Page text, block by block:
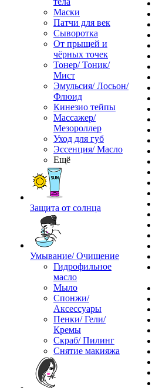
Маски
Патчи для век
Сыворотка
От прыщей и
чёрных точек
Тонер/ Тоник/
Мист
Эмульсия/ Лосьон/
Флюид
Кинезио тейпы
Массажер/
Мезороллер
Уход для губ
Эссенция/ Масло
Ещё
Защита от солнца
Умывание/ Очищение
Гидрофильное
масло
Мыло
Спонжи/
Аксессуары
Пенки/ Гели/
Кремы
Скраб/ Пилинг
Снятие макияжа